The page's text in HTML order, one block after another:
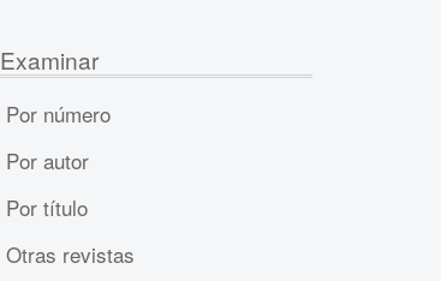
Examinar
Por número
Por autor
Por título
Otras revistas